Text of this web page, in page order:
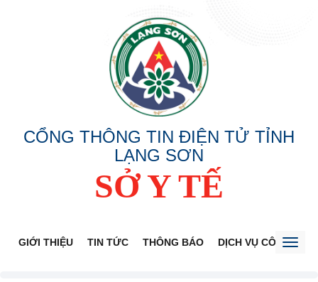
CỔNG THÔNG TIN ĐIỆN TỬ TỈNH
LẠNG SƠN
SỞ Y TẾ
GIỚI THIỆU TIN TỨC THÔNG BÁO DỊCH VỤ CÔNG